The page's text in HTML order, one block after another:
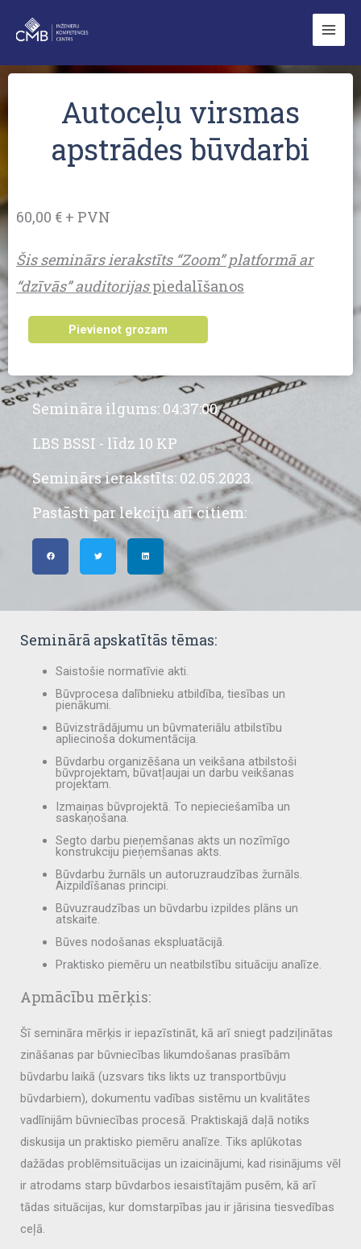
Autoceļu virsmas
apstrādes būvdarbi
60,00 € + PVN
Šis seminārs ierakstīts “Zoom” platformā ar
“dzīvās” auditorijaspiedalīšanos
virsmas
būvdarbi
daudzums
Pievienot grozam
Semināra ilgums: 04:37:00
LBS BSSI - līdz 10 KP
Seminārs ierakstīts: 02.05.2023.
Pastāsti par lekciju arī citiem:
Seminārā apskatītās tēmas:
Saistošie normatīvie akti.
Būvprocesa dalībnieku atbildība, tiesības un
pienākumi.
Būvizstrādājumu un būvmateriālu atbilstību
apliecinoša dokumentācija.
Būvdarbu organizēšana un veikšana atbilstoši
būvprojektam, būvatļaujai un darbu veikšanas
projektam.
Izmaiņas būvprojektā. To nepieciešamība un
saskaņošana.
Segto darbu pieņemšanas akts un nozīmīgo
konstrukciju pieņemšanas akts.
Būvdarbu žurnāls un autoruzraudzības žurnāls.
Aizpildīšanas principi.
Būvuzraudzības un būvdarbu izpildes plāns un
atskaite.
Būves nodošanas ekspluatācijā.
Praktisko piemēru un neatbilstību situāciju analīze.
Apmācību mērķis:
Šī semināra mērķis ir iepazīstināt, kā arī sniegt padziļinātas
zināšanas par būvniecības likumdošanas prasībām
būvdarbu laikā (uzsvars tiks likts uz transportbūvju
būvdarbiem), dokumentu vadības sistēmu un kvalitātes
vadlīnijām būvniecības procesā. Praktiskajā daļā notiks
diskusija un praktisko piemēru analīze. Tiks aplūkotas
dažādas problēmsituācijas un izaicinājumi, kad risinājums vēl
ir atrodams starp būvdarbos iesaistītajām pusēm, kā arī
tādas situācijas, kur domstarpības jau ir jārisina tiesvedības
ceļā.